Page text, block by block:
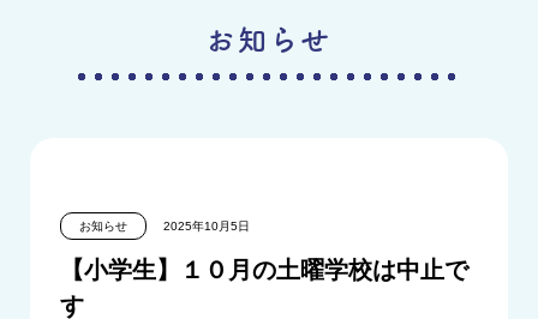
お知らせ
お知らせ 2025年10月5日
【小学生】１０月の土曜学校は中止で
す